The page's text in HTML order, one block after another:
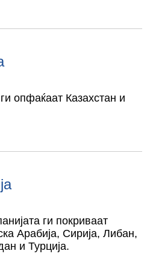
опфаќаат Казахстан и
ги покриваат
Арабија, Сирија, Либан,
и Турција.